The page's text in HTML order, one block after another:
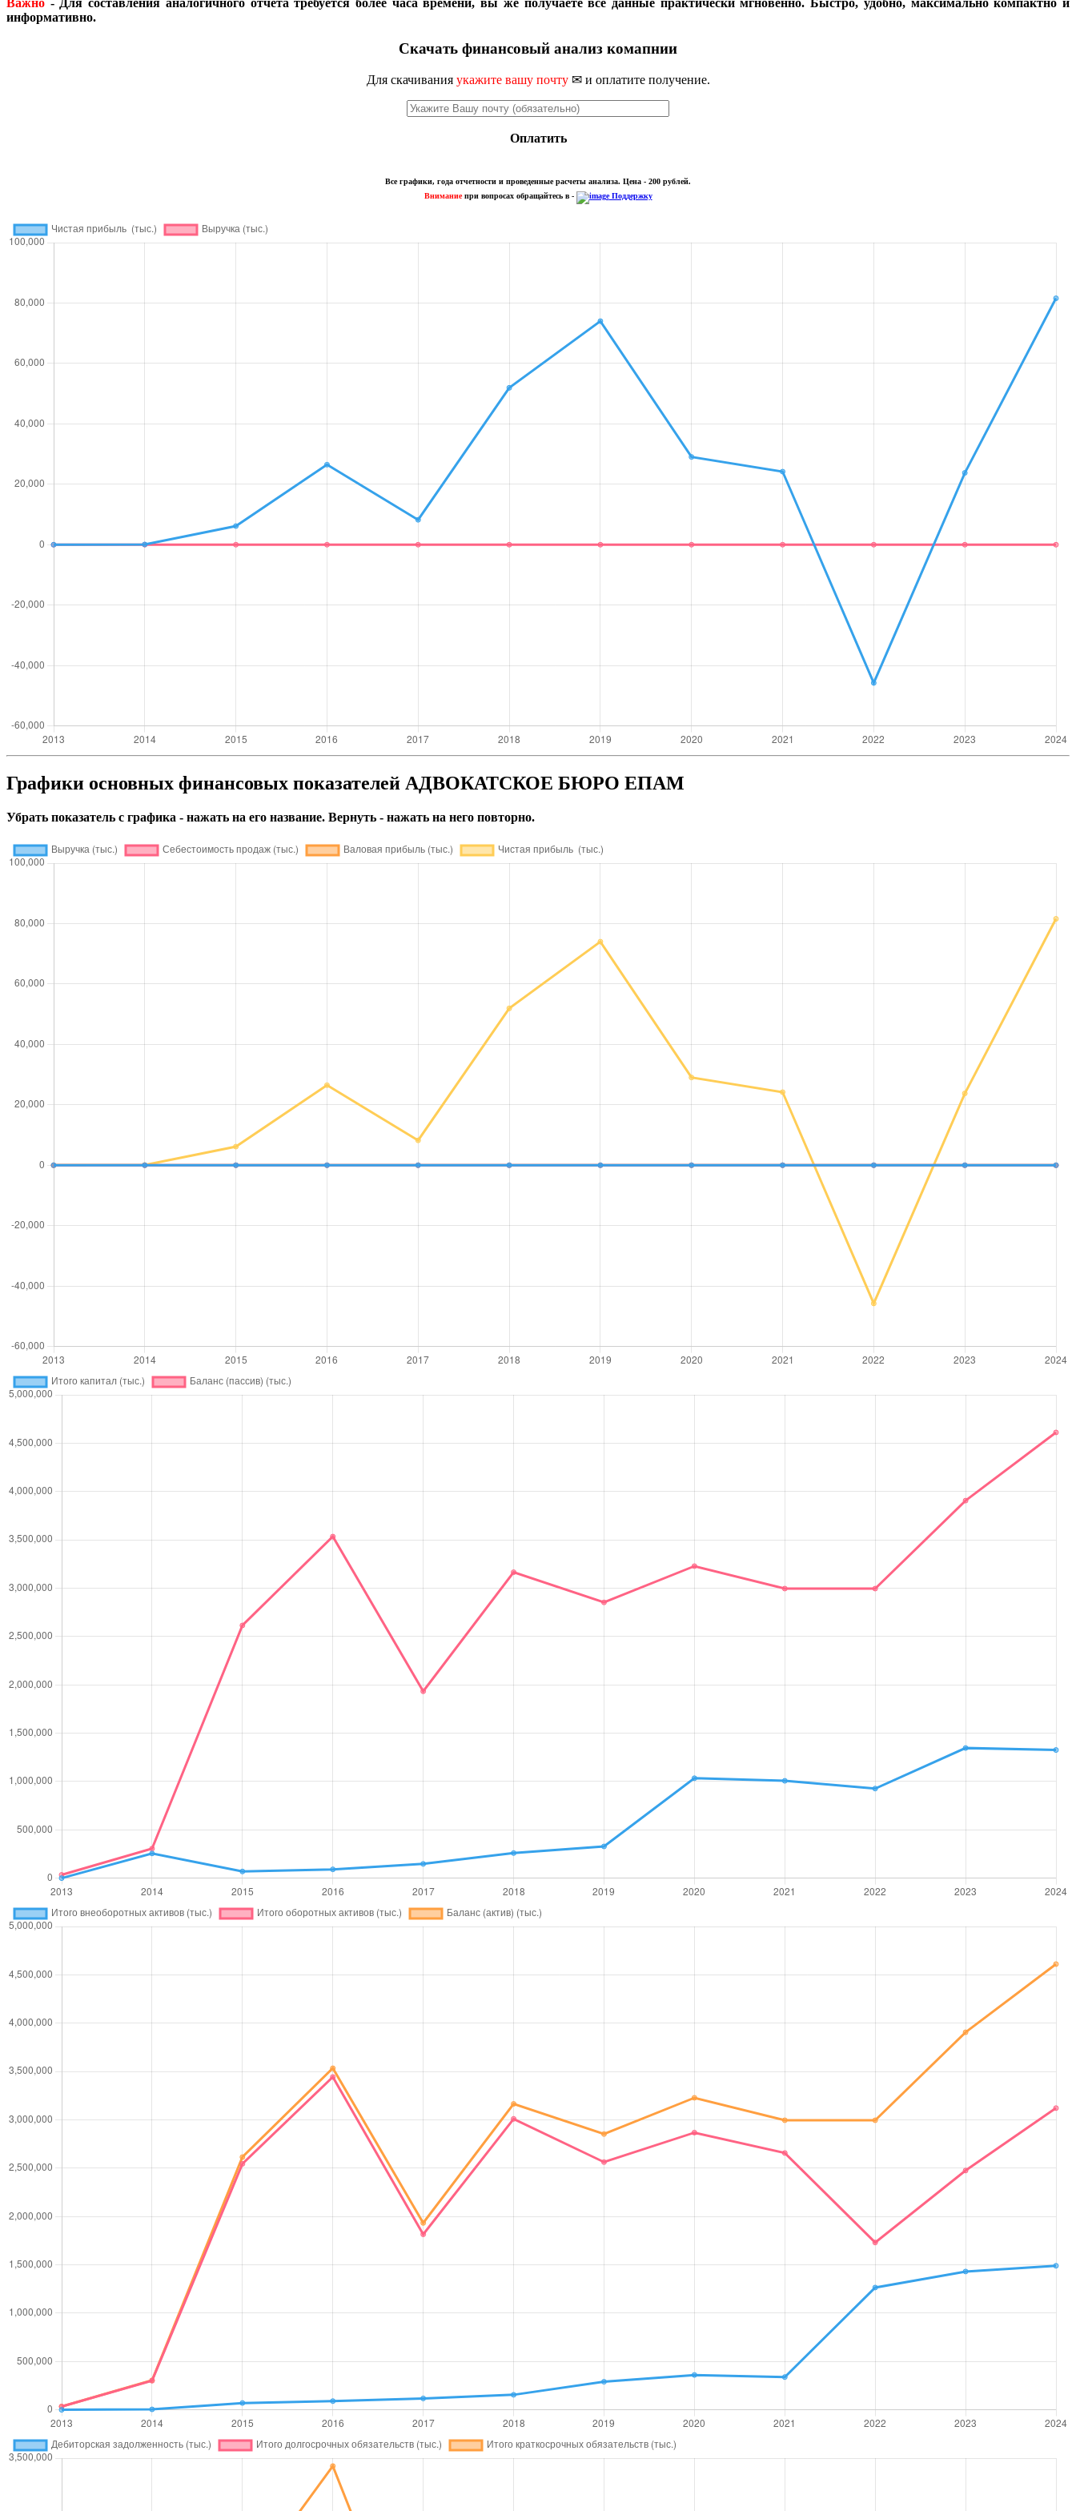
информативно.
Скачать финансовый анализ комапнии
Для скачивания укажите вашу почту✉ и оплатите получение.
Оплатить
Все графики, года отчетности и проведенные расчеты анализа. Цена - 200 рублей.
Внимание при вопросах обращайтесь в - Поддержку
Графики основных финансовых показателей АДВОКАТСКОЕ БЮРО ЕПАМ
Убрать показатель с графика - нажать на его название. Вернуть - нажать на него повторно.